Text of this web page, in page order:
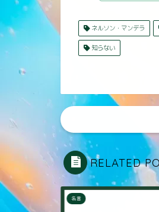
ネルソン・マンデラ
知らない
RELATED
名言